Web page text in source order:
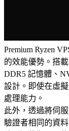
Premium Ryzen
的效能優勢。搭
DDR5 記憶體、
設計。即使在虛
處理能力。
此外，透過將伺服
驗證者相同的資